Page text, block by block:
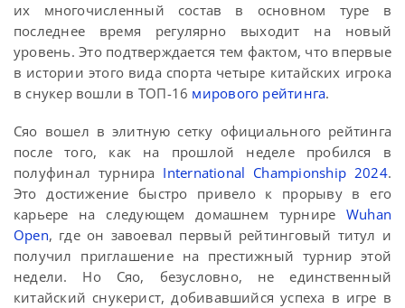
их многочисленный состав в основном туре в
последнее время регулярно выходит на новый
уровень. Это подтверждается тем фактом, что впервые
в истории этого вида спорта четыре китайских игрока
в снукер вошли в ТОП-16 мирового рейтинга.
Сяо вошел в элитную сетку официального рейтинга
после того, как на прошлой неделе пробился в
полуфинал турнира International Championship 2024.
Это достижение быстро привело к прорыву в его
карьере на следующем домашнем турнире Wuhan
Open, где он завоевал первый рейтинговый титул и
получил приглашение на престижный турнир этой
недели. Но Сяо, безусловно, не единственный
китайский снукерист, добивавшийся успеха в игре в